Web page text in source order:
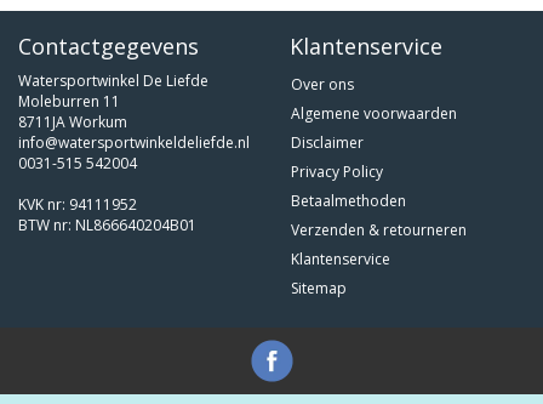
Contactgegevens
Watersportwinkel De Liefde
Moleburren 11
8711JA Workum
info@watersportwinkeldeliefde.nl
0031-515 542004
KVK nr: 94111952
BTW nr: NL866640204B01
Klantenservice
Over ons
Algemene voorwaarden
Disclaimer
Privacy Policy
Betaalmethoden
Verzenden & retourneren
Klantenservice
Sitemap